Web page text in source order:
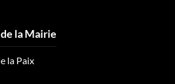
la Mairie
la Paix